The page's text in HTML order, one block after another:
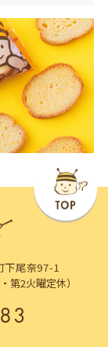
下尾奈97-1
第2火曜定休）